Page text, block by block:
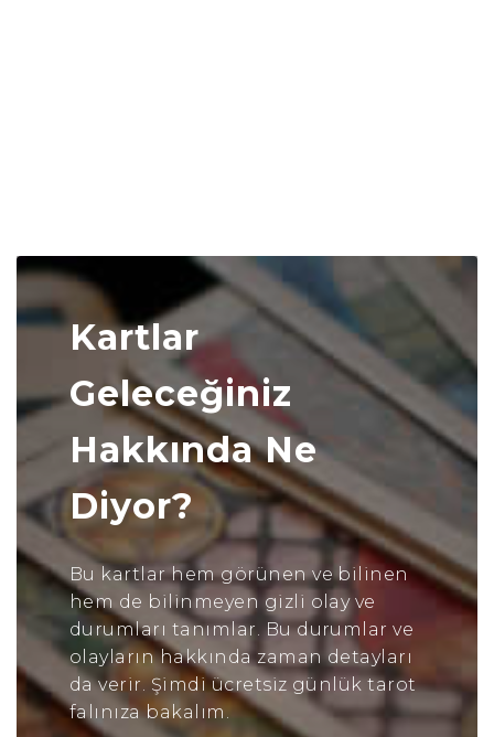
Kartlar
Geleceğiniz
Hakkında Ne
Diyor?
Bu kartlar hem görünen ve bilinen
hem de bilinmeyen gizli olay ve
durumları tanımlar. Bu durumlar ve
olayların hakkında zaman detayları
da verir. Şimdi ücretsiz günlük tarot
falınıza bakalım.